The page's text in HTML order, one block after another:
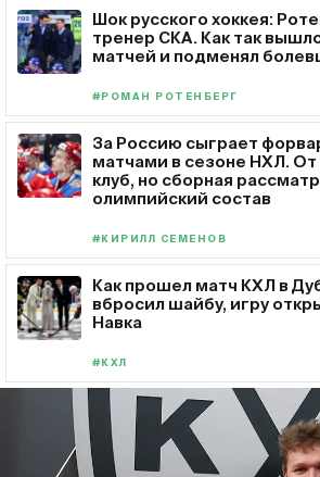
Шок русского хоккея:
тренер СКА. Как так
матчей и подменял
#РОМАН РОТЕНБЕРГ
За Россию сыграет
матчами в сезоне НХЛ. От
клуб, но сборная
олимпийский состав
#КИРИЛЛ СЕМЕНОВ
Как прошел матч КХЛ в
вбросил шайбу, игру
Навка
#КХЛ